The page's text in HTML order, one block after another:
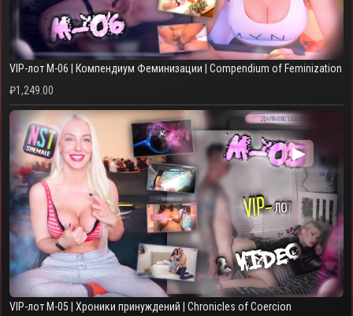
VIP-лот M-06 | Компендиум Феминизации | Compendium of Feminization
₽1,249.00
▶
VIP-лот M-05 | Хроники принуждений | Chronicles of Coercion